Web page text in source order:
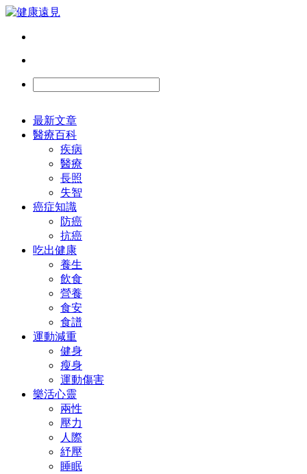
最新文章
醫療百科
疾病
醫療
長照
失智
癌症知識
防癌
抗癌
吃出健康
養生
飲食
營養
食安
食譜
運動減重
健身
瘦身
運動傷害
樂活心靈
兩性
壓力
人際
紓壓
睡眠